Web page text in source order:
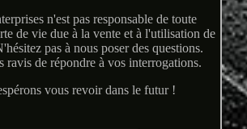
n'est pas responsable de toute
de vie due à la vente et à l'utilisation de
pas à nous poser des questions.
ravis de répondre à vos interrogations.
vous revoir dans le futur !